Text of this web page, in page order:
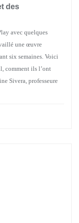
des
avec quelques
une œuvre
six semaines. Voici
comment ils l’ont
Sivera, professeure